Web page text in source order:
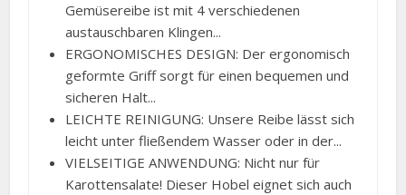
Gemüsereibe ist mit 4 verschiedenen
austauschbaren Klingen...
ERGONOMISCHES DESIGN: Der ergonomisch
geformte Griff sorgt für einen bequemen und
sicheren Halt...
LEICHTE REINIGUNG: Unsere Reibe lässt sich
leicht unter fließendem Wasser oder in der...
VIELSEITIGE ANWENDUNG: Nicht nur für
Karottensalate! Dieser Hobel eignet sich auch